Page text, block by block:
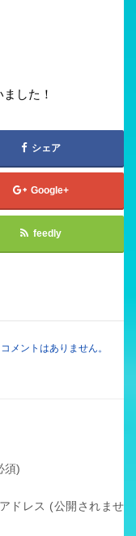
した！
シェア
Google+
feedly
コメントはありません。
須)
ドレス (公開されませ